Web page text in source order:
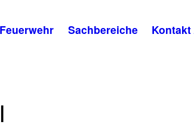
Feuerwehr Sachbereiche